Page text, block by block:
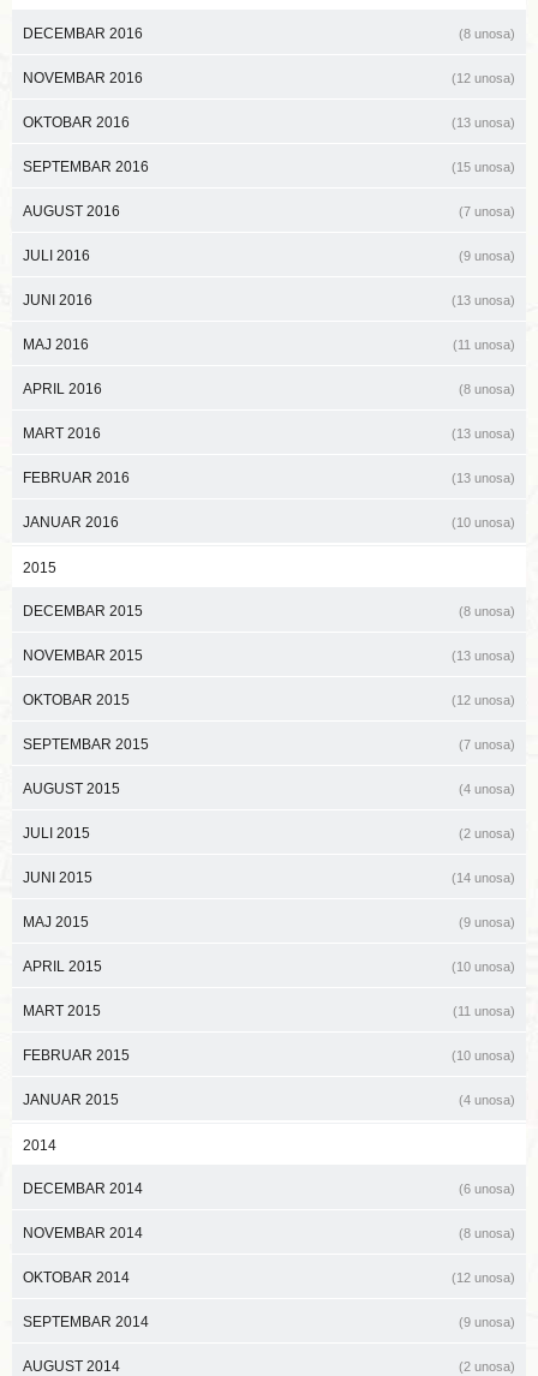
DECEMBAR 2016 (8 unosa)
NOVEMBAR 2016 (12 unosa)
OKTOBAR 2016 (13 unosa)
SEPTEMBAR 2016 (15 unosa)
AUGUST 2016 (7 unosa)
JULI 2016 (9 unosa)
JUNI 2016 (13 unosa)
MAJ 2016 (11 unosa)
APRIL 2016 (8 unosa)
MART 2016 (13 unosa)
FEBRUAR 2016 (13 unosa)
JANUAR 2016 (10 unosa)
2015
DECEMBAR 2015 (8 unosa)
NOVEMBAR 2015 (13 unosa)
OKTOBAR 2015 (12 unosa)
SEPTEMBAR 2015 (7 unosa)
AUGUST 2015 (4 unosa)
JULI 2015 (2 unosa)
JUNI 2015 (14 unosa)
MAJ 2015 (9 unosa)
APRIL 2015 (10 unosa)
MART 2015 (11 unosa)
FEBRUAR 2015 (10 unosa)
JANUAR 2015 (4 unosa)
2014
DECEMBAR 2014 (6 unosa)
NOVEMBAR 2014 (8 unosa)
OKTOBAR 2014 (12 unosa)
SEPTEMBAR 2014 (9 unosa)
AUGUST 2014 (2 unosa)